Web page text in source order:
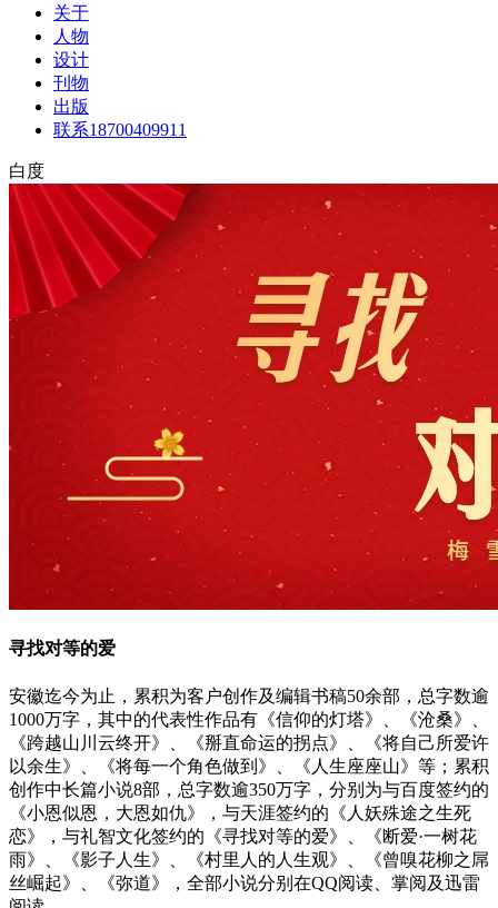
关于
人物
设计
刊物
出版
联系18700409911
白度
寻找对等的爱
安徽迄今为止，累积为客户创作及编辑书稿50余部，总字数逾
1000万字，其中的代表性作品有《信仰的灯塔》、《沧桑》、
《跨越山川云终开》、《掰直命运的拐点》、《将自己所爱许
以余生》、《将每一个角色做到》、《人生座座山》等；累积
创作中长篇小说8部，总字数逾350万字，分别为与百度签约的
《小恩似恩，大恩如仇》，与天涯签约的《人妖殊途之生死
恋》，与礼智文化签约的《寻找对等的爱》、《断爱·一树花
雨》、《影子人生》、《村里人的人生观》、《曾嗅花柳之屌
丝崛起》、《弥道》，全部小说分别在QQ阅读、掌阅及迅雷